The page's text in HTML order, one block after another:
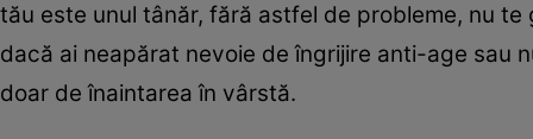
tău este unul tânăr, fără astfel de probleme, nu
dacă ai neapărat nevoie de îngrijire anti-age sau
doar de înaintarea în vârstă.